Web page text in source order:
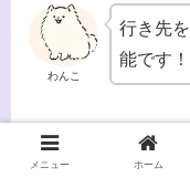
わんこ
行き先
能です！
＼タイムズのBでの
メニュー ホーム